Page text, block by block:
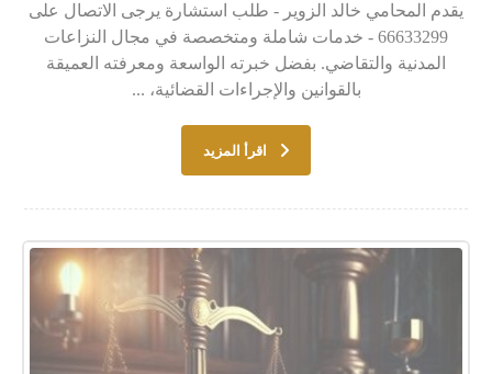
يقدم المحامي خالد الزوير - طلب استشارة يرجى الاتصال على
66633299 - خدمات شاملة ومتخصصة في مجال النزاعات
المدنية والتقاضي. بفضل خبرته الواسعة ومعرفته العميقة
بالقوانين والإجراءات القضائية، ...
اقرأ المزيد